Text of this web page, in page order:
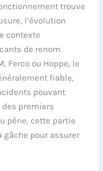
trouve
l’évolution
contexte
de renom
Ferco ou Hoppe, le
fiable,
pouvant
des premiers
pêne, cette partie
gâche pour assurer